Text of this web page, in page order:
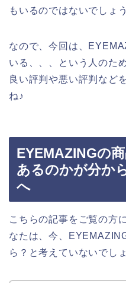
もいるのではないでしょ
なので、今回は、
いる、、、という人のた
良い評判や悪い評判など
ね♪
EYEMAZINGの
あるのかが分か
へ
こちらの記事をご覧の方
なたは、今、
ら？と考えていないでし